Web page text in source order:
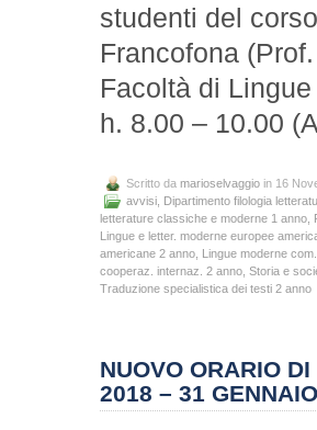
studenti del
Francofona
Facoltà di
h. 8.00 – 10.00
Scritto da marioselvaggio in 16
avvisi Dipartimento filologia
letterature classiche e moderne 1 anno
Lingue e letter. moderne europee
americane 2 anno Lingue moderne
cooperaz. internaz. 2 anno Storia e
Traduzione specialistica dei testi 2 anno
NUOVO ORARIO
2018 – 31